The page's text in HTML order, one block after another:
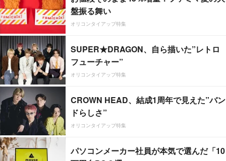
盤振る舞い
オリコンタイアップ特集
SUPER★DRAGON、自ら描いた”レトロ
フューチャー”
オリコンタイアップ特集
CROWN HEAD、結成1周年で見えた”バン
ドらしさ”
オリコンタイアップ特集
パソコンメーカー社員が本気で選んだ「10